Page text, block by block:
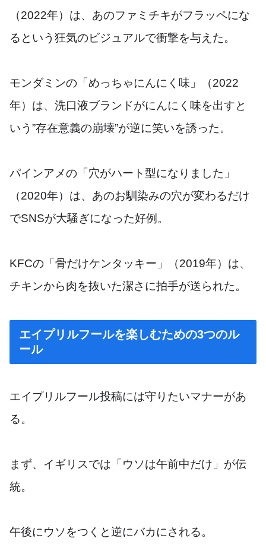
（2022年）は、あのファミチキがフラッペにな
るという狂気のビジュアルで衝撃を与えた。
モンダミンの「めっちゃにんにく味」（2022
年）は、洗口液ブランドがにんにく味を出すと
いう”存在意義の崩壊”が逆に笑いを誘った。
パインアメの「穴がハート型になりました」
（2020年）は、あのお馴染みの穴が変わるだけ
でSNSが大騒ぎになった好例。
KFCの「骨だけケンタッキー」（2019年）は、
チキンから肉を抜いた潔さに拍手が送られた。
エイプリルフールを楽しむための3つのル
ール
エイプリルフール投稿には守りたいマナーがあ
る。
まず、イギリスでは「ウソは午前中だけ」が伝
統。
午後にウソをつくと逆にバカにされる。